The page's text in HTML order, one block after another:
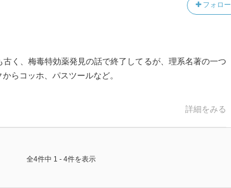
フォロー
く、梅毒特効薬発見の話で終了してるが、理系名著の一つ
らコッホ、パスツールなど。
詳細をみる
全4件中 1 - 4件を表示